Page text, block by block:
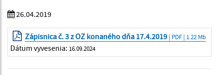
26.04.2019
Zápisnica č. 3 z OZ konaného dňa 17.4.2019 | PDF | 1.22 Mb
Dátum vyvesenia: 16.09.2024